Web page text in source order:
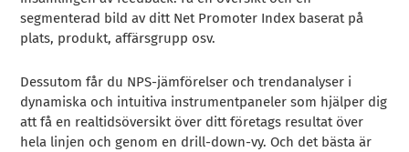
segmenterad bild av ditt Net Promoter Index baserat på
plats, produkt, affärsgrupp osv.
Dessutom får du NPS-jämförelser och trendanalyser i
dynamiska och intuitiva instrumentpaneler som hjälper dig
att få en realtidsöversikt över ditt företags resultat över
hela linjen och genom en drill-down-vy. Och det bästa är